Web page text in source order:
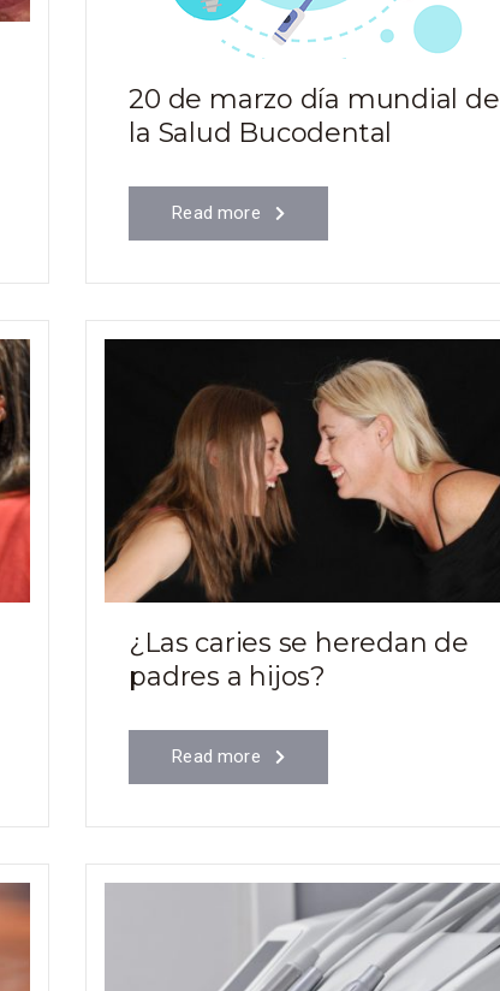
20 de marzo día mundial de
la Salud Bucodental
Read more
¿Las caries se heredan de
padres a hijos?
Read more